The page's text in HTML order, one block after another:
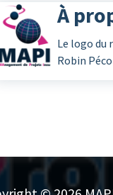
À
Le logo du
Robin